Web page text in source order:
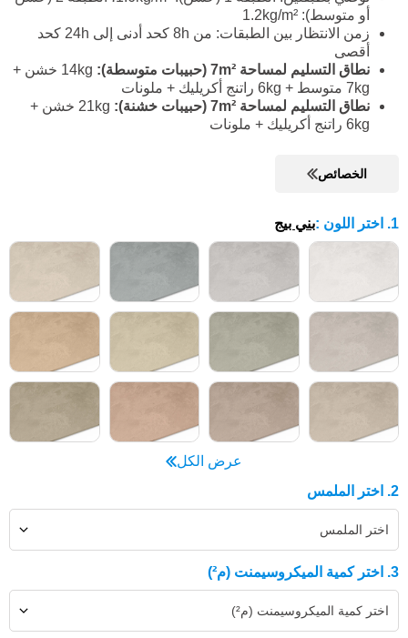
أو متوسط): 1.2kg/m²
زمن الانتظار بين الطبقات: من 8h كحد أدنى إلى 24h كحد
أقصى
نطاق التسليم لمساحة 7m² (حبيبات متوسطة):
14kg خشن +
7kg متوسط + 6kg راتنج أكريليك + ملونات
نطاق التسليم لمساحة 7m² (حبيبات خشنة):
21kg خشن +
6kg راتنج أكريليك + ملونات
الخصائص
1. اختر اللون :بني بيج
عرض الكل
2. اختر الملمس
اختر الملمس
3. اختر كمية الميكروسيمنت (م²)
اختر كمية الميكروسيمنت (م²)